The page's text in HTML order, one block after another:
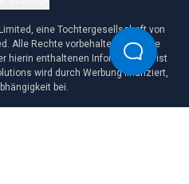
eine Tochtergesellschaft von
Alle Rechte vorbehalten. Jegliche
hierin enthaltenen Informationen ist
wird durch Werbung finanziert,
bei.